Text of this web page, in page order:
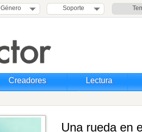
Género Soporte
Creadores Lectura
Una rueda en